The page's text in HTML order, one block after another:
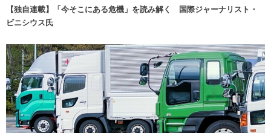
【独自連載】「今そこにある危機」を読み解く 国際ジャーナリスト・
ビニシウス氏